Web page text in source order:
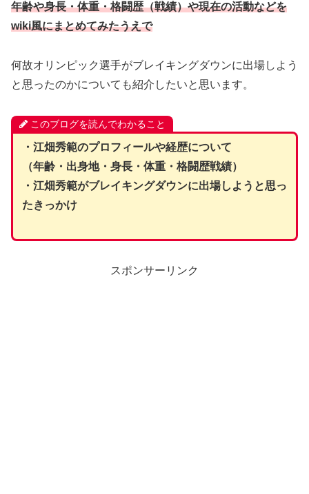
年齢や身長・体重・格闘歴（戦績）や現在の活動などを
wiki風にまとめてみたうえで
何故オリンピック選手がブレイキングダウンに出場しよう
と思ったのかについても紹介したいと思います。
このブログを読んでわかること
・ 江畑秀範のプロフィールや経歴について
（年齢・出身地・身長・体重・格闘歴戦績）
・江畑秀範がブレイキングダウンに出場しようと思っ
たきっかけ
スポンサーリンク